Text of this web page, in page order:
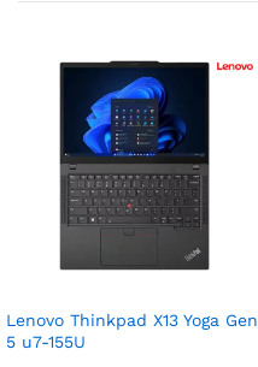
Lenovo Thinkpad X13 Yoga Gen
5 u7-155U